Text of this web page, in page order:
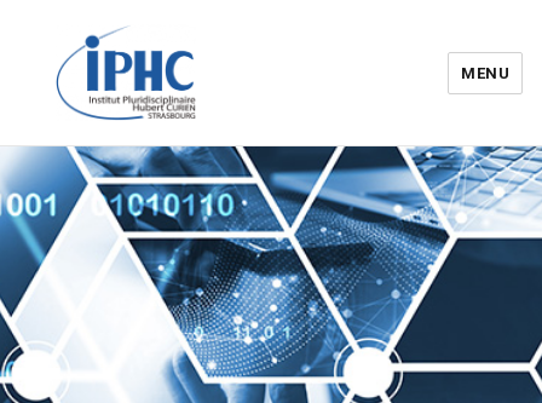
Institut pluridisciplinaire Hubert
Curien – IPHC
MENU